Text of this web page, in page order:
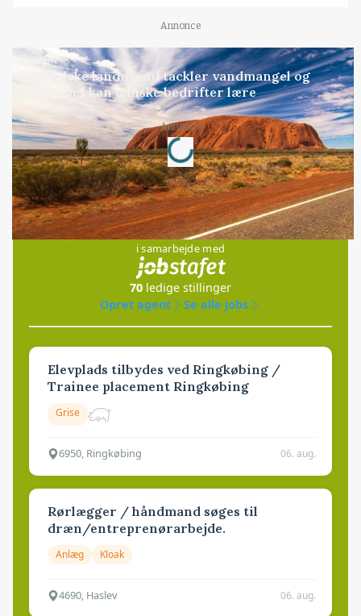
Annonce
KULTUR
Australske landmænd tackler vandmangel og
klima: Det kan danske bedrifter lære
Annonce
Loading...
Jobs
i samarbejde med
70 ledige stillinger
Opret agent
Se alle jobs
Elevplads tilbydes ved Ringkøbing /
Trainee placement Ringkøbing
Grise
6950, Ringkøbing 06. aug.
Rørlægger / håndmand søges til
dræn/entreprenørarbejde.
Anlæg Kloak
4690, Haslev 06. aug.